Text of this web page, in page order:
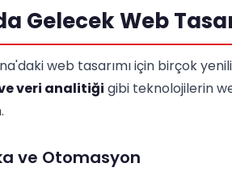
Gelecek Web
web tasarımı için birçok
veri analitiği gibi teknolojilerin
ve Otomasyon